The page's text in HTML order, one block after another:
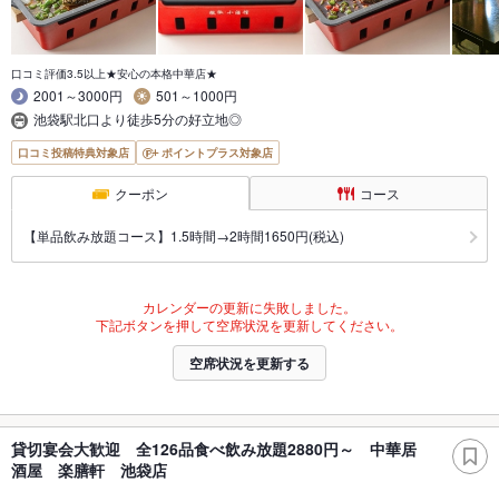
口コミ評価3.5以上★安心の本格中華店★
2001～3000円
501～1000円
池袋駅北口より徒歩5分の好立地◎
口コミ投稿特典対象店 ポイントプラス対象店
クーポン コース
【単品飲み放題コース】1.5時間→2時間1650円(税込)
カレンダーの更新に失敗しました。
下記ボタンを押して空席状況を更新してください。
空席状況を更新する
貸切宴会大歓迎 全126品食べ飲み放題2880円～ 中華居
酒屋 楽膳軒 池袋店